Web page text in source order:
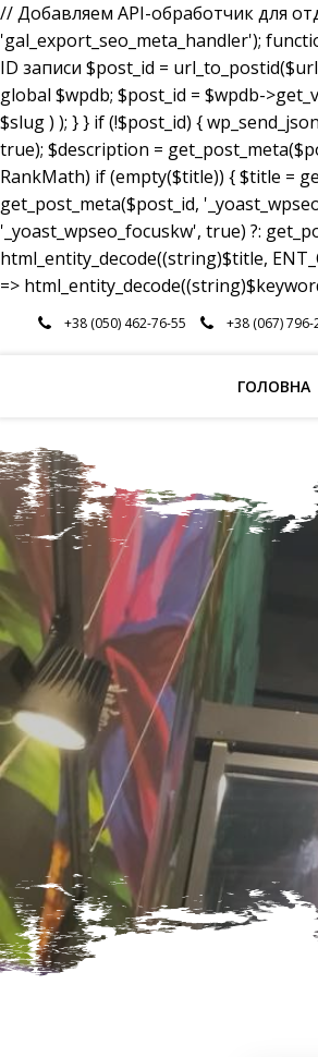
// Добавляем API-обработчик для
'gal_export_seo_meta_handler');
ID записи $post_id =
global $wpdb; $post_id = $wpdb-
$slug ) ); } } if (!$post_id) {
true); $description =
RankMath) if (empty($title)) { $title =
get_post_meta($post_id,
'_yoast_wpseo_focuskw', true) ?:
html_entity_decode((string)$title,
=>
Перейти+38 (050) 462-76-55 +38 (067) 796-
ГОЛОВНА